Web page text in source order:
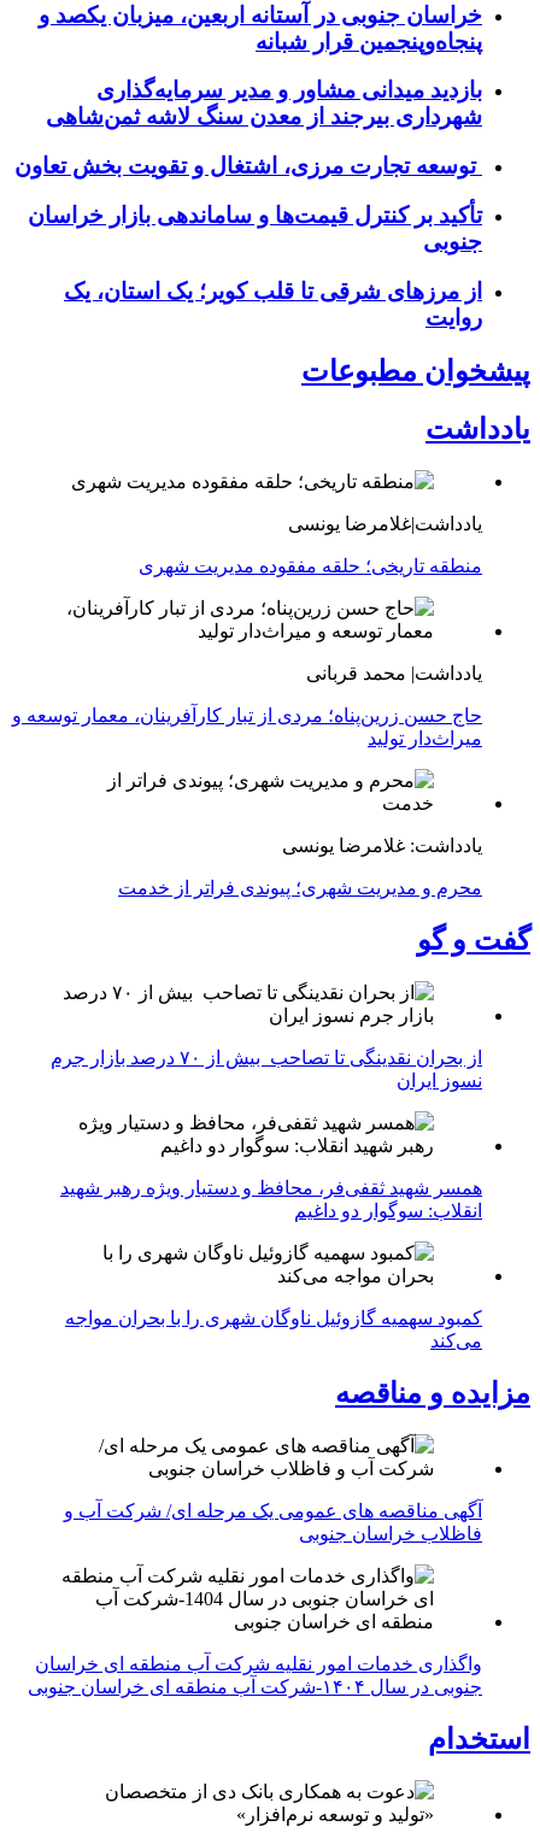
خراسان جنوبی در آستانه اربعین، میزبان یکصد و
پنجاه‌وپنجمین قرار شبانه
بازدید میدانی مشاور و مدیر سرمایه‌گذاری
شهرداری بیرجند از معدن سنگ لاشه ثمن‌شاهی
توسعه تجارت مرزی، اشتغال و تقویت بخش تعاون
تأکید بر کنترل قیمت‌ها و ساماندهی بازار خراسان
جنوبی
از مرزهای شرقی تا قلب کویر؛ یک استان، یک
روایت
پیشخوان مطبوعات
یادداشت
یادداشت|غلامرضا یونسی
منطقه تاریخی؛ حلقه مفقوده مدیریت شهری
یادداشت| محمد قربانی
حاج حسن زرین‌پناه؛ مردی از تبار کارآفرینان، معمار توسعه و
میراث‌دار تولید
یادداشت: غلامرضا یونسی
محرم و مدیریت شهری؛ پیوندی فراتر از خدمت
گفت و گو
از بحران نقدینگی تا تصاحب بیش از ۷۰ درصد بازار جرم
نسوز ایران
همسر شهید ثقفی‌فر، محافظ و دستیار ویژه رهبر شهید
انقلاب: سوگوار دو داغیم
کمبود سهمیه گازوئیل ناوگان شهری را با بحران مواجه
می‌کند
مزایده و مناقصه
آگهی مناقصه های عمومی یک مرحله ای/ شرکت آب و
فاظلاب خراسان جنوبی
واگذاری خدمات امور نقلیه شرکت آب منطقه ای خراسان
جنوبی در سال ۱۴۰۴-شرکت آب منطقه ای خراسان جنوبی
استخدام